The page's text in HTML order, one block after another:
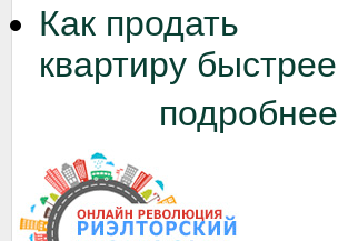
Как продать
квартиру быстрее
подробнее